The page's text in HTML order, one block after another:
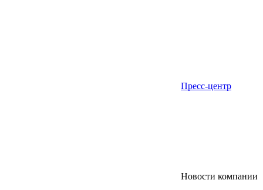
Пресс-центр
Новости компании